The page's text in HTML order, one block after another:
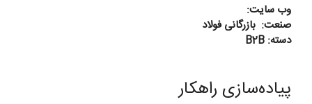
وب سایت:
صنعت:بازرگانی فولاد
دسته:B2B
پیاده‌سازی راهکار